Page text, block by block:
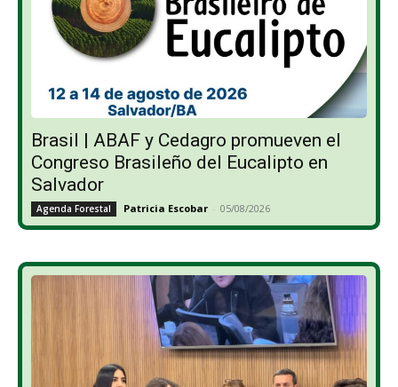
Brasil | ABAF y Cedagro promueven el
Congreso Brasileño del Eucalipto en
Salvador
Agenda Forestal Patricia Escobar - 05/08/2026